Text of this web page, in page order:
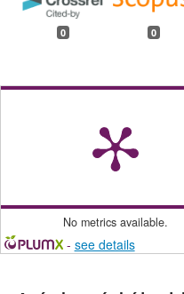
0 0
No metrics available.
- see details